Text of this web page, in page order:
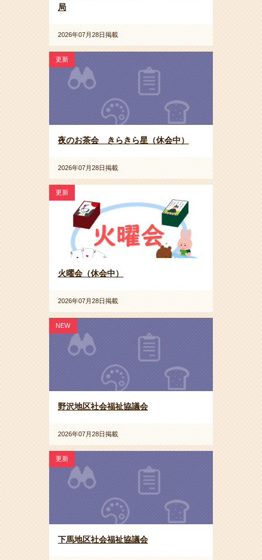
局
2026年07月28日掲載
更新
夜のお茶会 きらきら星（休会中）
2026年07月28日掲載
更新
火曜会（休会中）
2026年07月28日掲載
NEW
野沢地区社会福祉協議会
2026年07月28日掲載
更新
下馬地区社会福祉協議会